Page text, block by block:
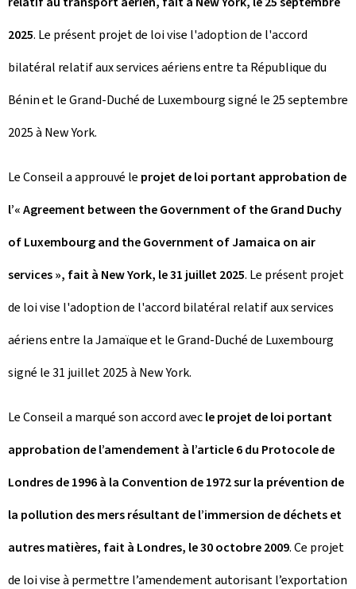
2025. Le présent projet de loi vise l'adoption de l'accord
bilatéral relatif aux services aériens entre ta République du
Bénin et le Grand-Duché de Luxembourg signé le 25 septembre
2025 à New York.
Le Conseil a approuvé le projet de loi portant approbation de
l’« Agreement between the Government of the Grand Duchy
of Luxembourg and the Government of Jamaica on air
services », fait à New York, le 31 juillet 2025. Le présent projet
de loi vise l'adoption de l'accord bilatéral relatif aux services
aériens entre la Jamaïque et le Grand-Duché de Luxembourg
signé le 31 juillet 2025 à New York.
Le Conseil a marqué son accord avecle projet de loi portant
approbation de l’amendement à l’article 6 du Protocole de
Londres de 1996 à la Convention de 1972 sur la prévention de
la pollution des mers résultant de l’immersion de déchets et
autres matières, fait à Londres, le 30 octobre 2009. Ce projet
de loi vise à permettre l’amendement autorisant l’exportation